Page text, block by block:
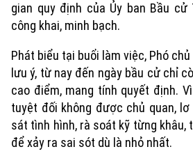
gian quy định của Ủy ban Bầu cử
công khai, minh bạch.
Phát biểu tại buổi làm việc, Phó
lưu ý, từ nay đến ngày bầu cử chỉ
cao điểm, mang tính quyết định.
tuyệt đối không được chủ quan,
sát tình hình, rà soát kỹ từng khâu,
để xảy ra sai sót dù là nhỏ nhất.